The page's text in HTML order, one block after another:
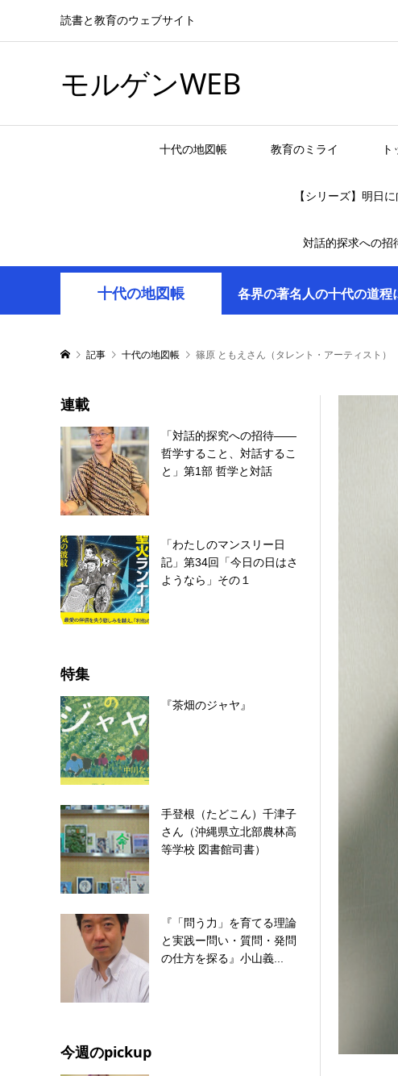
読書と教育のウェブサイト
モルゲンWEB
十代の地図帳 教育のミライ
【シリーズ】明日
対話的探求への
十代の地図帳 各界の著名人の十代の道程
記事 十代の地図帳 篠原 ともえさん（タレント・アーティスト）
連載
「対話的探究への招待――
哲学すること、対話するこ
と」第1部 哲学と対話
「わたしのマンスリー日
記」第34回「今日の日はさ
ようなら」その１
特集
『茶畑のジャヤ』
手登根（たどこん）千津子
さん（沖縄県立北部農林高
等学校 図書館司書）
『「問う力」を育てる理論
と実践ー問い・質問・発問
の仕方を探る』小山義...
今週のpickup